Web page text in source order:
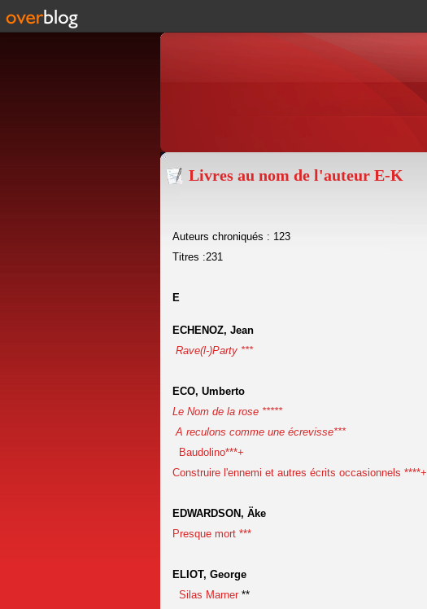
Livres au nom de l'auteur E-K
Auteurs chroniqués : 123
Titres :231
E
ECHENOZ, Jean
Rave(l-)Party ***
ECO, Umberto
Le Nom de la rose *****
A reculons comme une écrevisse***
Baudolino***+
Construire l'ennemi et autres écrits occasionnels ****+
EDWARDSON, Äke
Presque mort ***
ELIOT, George
Silas Marner **